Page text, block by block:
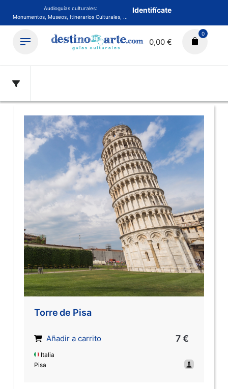
Audioguías culturales:
Monumentos, Museos, Itinerarios Culturales, ...
Identifícate
0,00 €
0
Torre de Pisa
Añadir a carrito 7 €
Italia
Pisa